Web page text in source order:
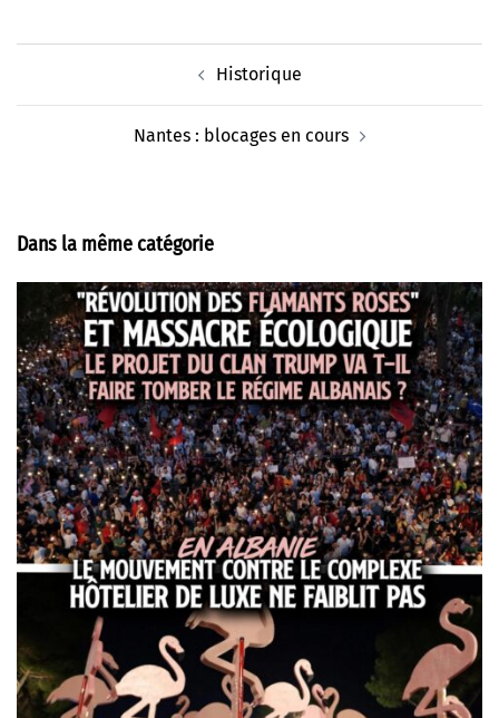
Historique
Nantes : blocages en cours
Dans la même catégorie